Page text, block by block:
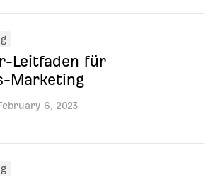
6, 2023
Leitfaden für
Marketing